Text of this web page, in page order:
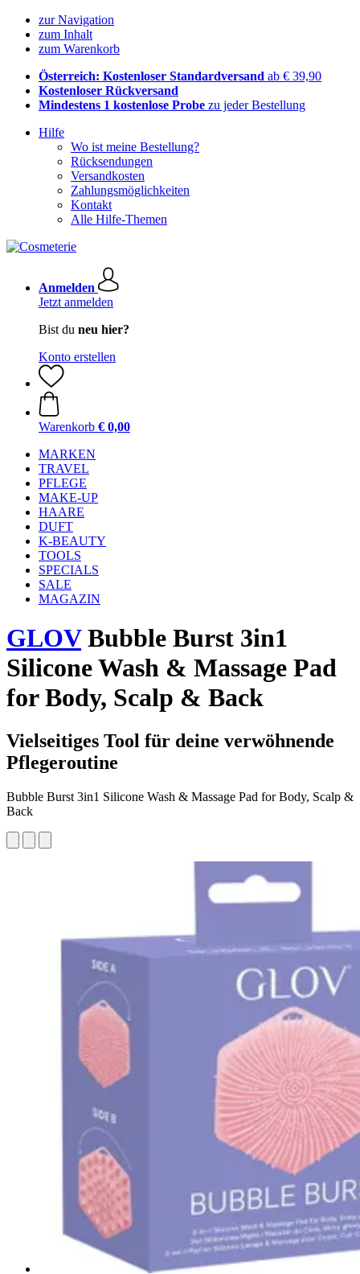
zur Navigation
zum Inhalt
zum Warenkorb
Österreich: Kostenloser Standardversand ab € 39,90
Kostenloser Rückversand
Mindestens 1 kostenlose Probe zu jeder Bestellung
Hilfe
Wo ist meine Bestellung?
Rücksendungen
Versandkosten
Zahlungsmöglichkeiten
Kontakt
Alle Hilfe-Themen
Anmelden
Jetzt anmelden
Bist du neu hier?
Konto erstellen
Warenkorb € 0,00
MARKEN
TRAVEL
PFLEGE
MAKE-UP
HAARE
DUFT
K-BEAUTY
TOOLS
SPECIALS
SALE
MAGAZIN
GLOVBubble Burst 3in1
Silicone Wash & Massage Pad
for Body, Scalp & Back
Vielseitiges Tool für deine verwöhnende
Pflegeroutine
Bubble Burst 3in1 Silicone Wash & Massage Pad for Body, Scalp &
Back